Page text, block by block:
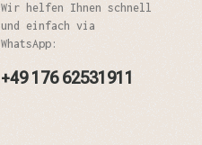
Wir helfen Ihnen schnell
und einfach via
WhatsApp:
+49 176 62531911